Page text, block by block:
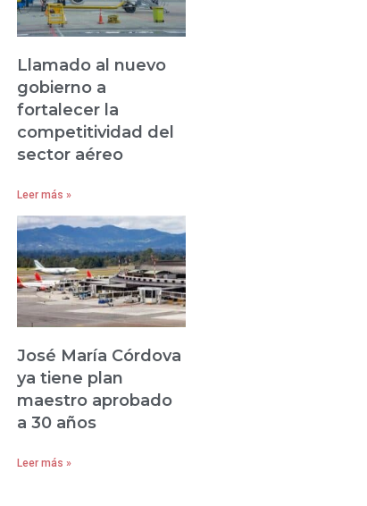
Llamado al nuevo
gobierno a
fortalecer la
competitividad del
sector aéreo
Leer más »
José María Córdova
ya tiene plan
maestro aprobado
a 30 años
Leer más »